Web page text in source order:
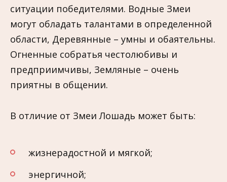
ситуации победителями. Водные Змеи
могут обладать талантами в определенной
области, Деревянные – умны и обаятельны.
Огненные собратья честолюбивы и
предприимчивы, Земляные – очень
приятны в общении.
В отличие от Змеи Лошадь может быть:
жизнерадостной и мягкой;
энергичной;